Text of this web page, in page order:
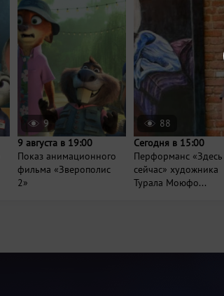
9
9 августа в 19:00
Показ анимационного
фильма «Зверополис
2»
88
Сегодня в 15:00
Перформанс
сейчас» художника
Турала Моюфо...